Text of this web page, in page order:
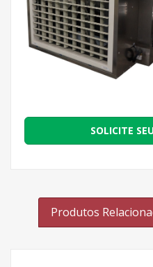
SOLICITE
Produtos